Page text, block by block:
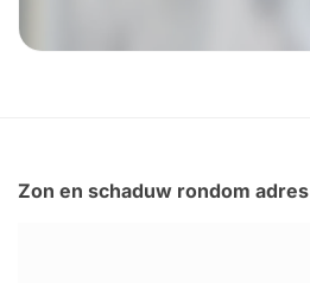
Zon en schaduw rondom adres